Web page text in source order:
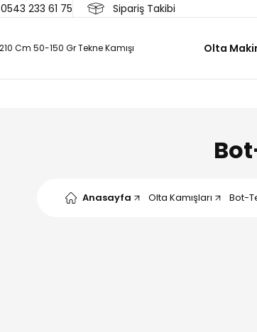
0543 233 61 75 Sipariş Takibi
Olta
Anasayfa Olta Kamışları Bot-